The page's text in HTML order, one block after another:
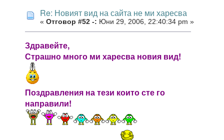
Re: Новият вид на сайта не ми харесва
« Отговор #52 -: Юни 29, 2006, 22:40:34 pm »
Здравейте,
Страшно много ми харесва новия вид!
Поздравления на тези които сте го
направили!